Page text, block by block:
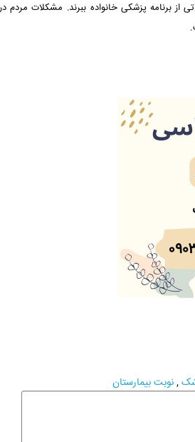
از برنامه پزشکی خانواده ببرند. مشکلات مردم در
,نوبت بیمارستان